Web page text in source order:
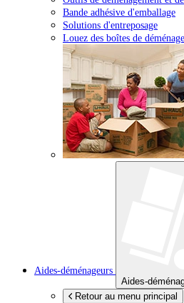
Bande adhésive d'emballage
Solutions d'entreposage
Louez des boîtes de
Aides-déménageurs
Aides-
Retour au menu principal